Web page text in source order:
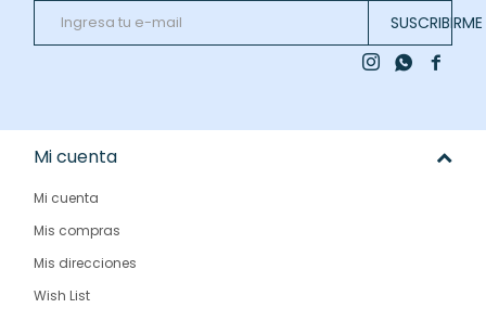
SUSCRIBIRME

 
Mi cuenta
Mi cuenta
Mis compras
Mis direcciones
Wish List